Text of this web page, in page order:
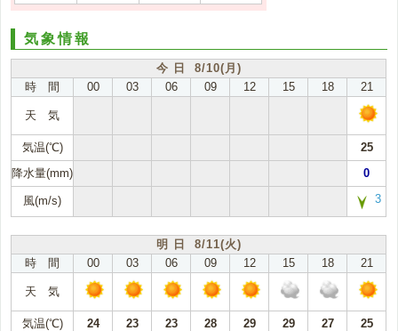
気象情報
今 日 8/10(月)
時 間
00 03 06 09 12 15 18 21
天 気
気温(℃)
25
降水量(mm)
0
風(m/s) 3
明 日 8/11(火)
時 間
00 03 06 09 12 15 18 21
天 気
気温(℃) 24 23 23 28 29 29 27
25